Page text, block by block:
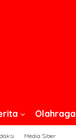
Olahraga
Media Siber